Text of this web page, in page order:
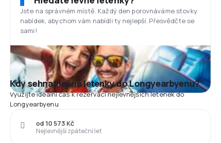
Jste na správném místě. Každý den porovnáváme stovky
nabídek, abychom vám nabídli ty nejlepší. Přesvědčte se
sami!
Kdy sehnat levné letenky do Longyearbyenu?
Využijte ideální čas k rezervaci nejlevnějších letenek do
Longyearbyenu
Nejlevnější zpáteční let
od 10 573 Kč